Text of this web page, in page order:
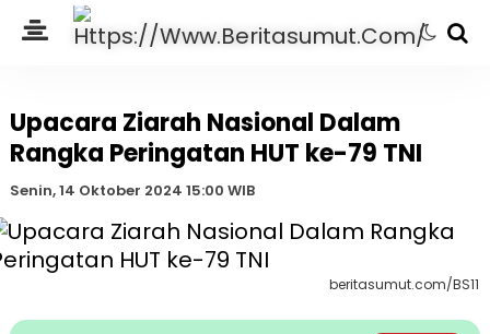
Upacara Ziarah Nasional Dalam
Rangka Peringatan HUT ke-79 TNI
Senin, 14 Oktober 2024 15:00 WIB
beritasumut.com/BS11